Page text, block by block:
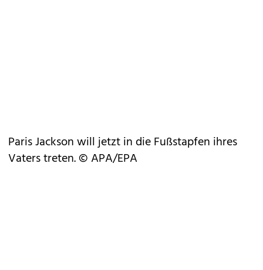
Paris Jackson will jetzt in die Fußstapfen ihres
Vaters treten. © APA/EPA